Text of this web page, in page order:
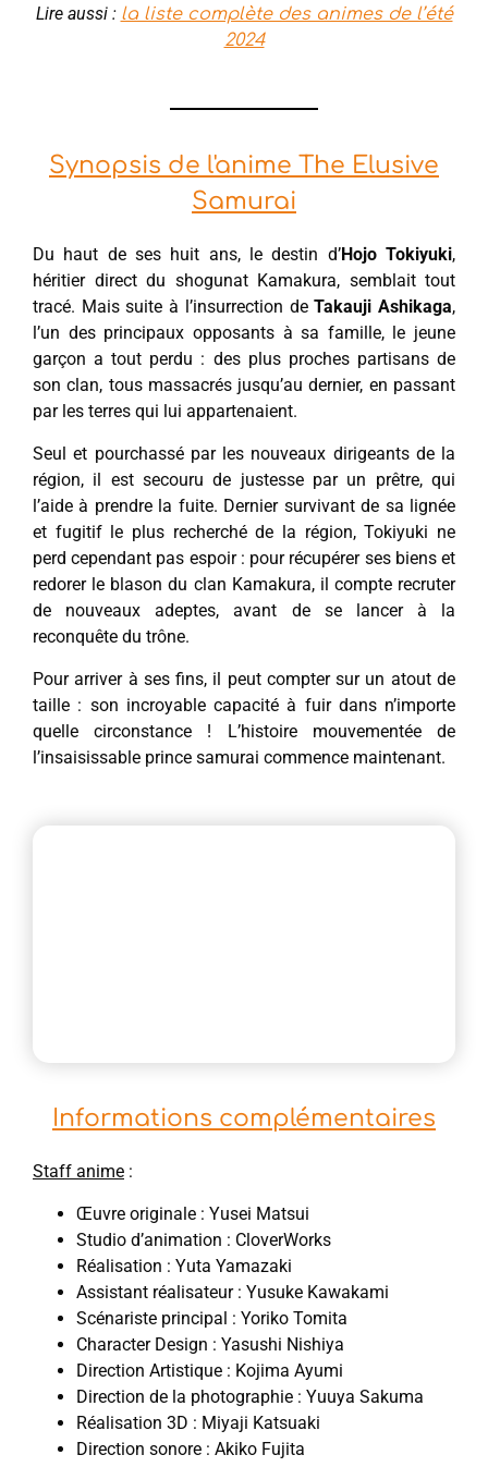
Lire aussi : la liste complète des animes de l’été
2024
Synopsis de l'anime The Elusive
Samurai
Du haut de ses huit ans, le destin d’Hojo Tokiyuki,
héritier direct du shogunat Kamakura, semblait tout
tracé. Mais suite à l’insurrection deTakauji Ashikaga,
l’un des principaux opposants à sa famille, le jeune
garçon a tout perdu : des plus proches partisans de
son clan, tous massacrés jusqu’au dernier, en passant
par les terres qui lui appartenaient.
Seul et pourchassé par les nouveaux dirigeants de la
région, il est secouru de justesse par un prêtre, qui
l’aide à prendre la fuite. Dernier survivant de sa lignée
et fugitif le plus recherché de la région, Tokiyuki ne
perd cependant pas espoir : pour récupérer ses biens et
redorer le blason du clan Kamakura, il compte recruter
de nouveaux adeptes, avant de se lancer à la
reconquête du trône.
Pour arriver à ses fins, il peut compter sur un atout de
taille : son incroyable capacité à fuir dans n’importe
quelle circonstance ! L’histoire mouvementée de
l’insaisissable prince samurai commence maintenant.
Informations complémentaires
Staff anime :
Œuvre originale : Yusei Matsui
Studio d’animation : CloverWorks
Réalisation : Yuta Yamazaki
Assistant réalisateur : Yusuke Kawakami
Scénariste principal : Yoriko Tomita
Character Design : Yasushi Nishiya
Direction Artistique : Kojima Ayumi
Direction de la photographie : Yuuya Sakuma
Réalisation 3D : Miyaji Katsuaki
Direction sonore : Akiko Fujita